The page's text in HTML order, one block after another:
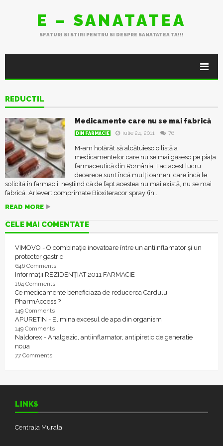
E – SANATATEA
SFATURI SI STIRI PENTRU SI DESPRE SANATATEA TA!!!
REDUCTIL
Medicamente care nu se mai fabrică
DIN FARMACIE iulie 24, 2011 76
M-am hotărât să alcătuiesc o listă a
medicamentelor care nu se mai găsesc pe piața
farmaceutică din România. Fac acest lucru
deoarece sunt încă mulți oameni care încă le
solicită în farmacii, neștiind că de fapt acestea nu mai există, nu se mai
fabrică. Arlevert comprimate Bioxiteracor spray (în...
READ MORE
CELE MAI COMENTATE
VIMOVO - O combinație inovatoare între un antiinflamator și un
protector gastric
646 Comments
Informații REZIDENȚIAT 2011 FARMACIE
164 Comments
Ce medicamente beneficiaza de reducerea Cardului
PharmAccess ?
149 Comments
APURETIN - Elimina excesul de apa din organism
149 Comments
Naldorex - Analgezic, antiinflamator, antipiretic de generatie
noua
77 Comments
LINKS
Centrala Murala